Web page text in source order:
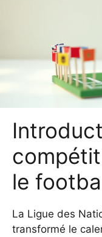
le
La Ligue des
transformé le